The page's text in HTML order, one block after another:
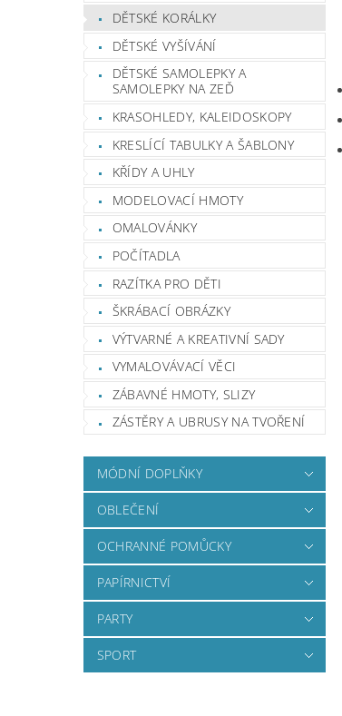
DĚTSKÉ KORÁLKY
DĚTSKÉ VYŠÍVÁNÍ
DĚTSKÉ SAMOLEPKY A
SAMOLEPKY NA ZEĎ
KRASOHLEDY, KALEIDOSKOPY
KRESLÍCÍ TABULKY A ŠABLONY
KŘÍDY A UHLY
MODELOVACÍ HMOTY
OMALOVÁNKY
POČÍTADLA
RAZÍTKA PRO DĚTI
ŠKRÁBACÍ OBRÁZKY
VÝTVARNÉ A KREATIVNÍ SADY
VYMALOVÁVACÍ VĚCI
ZÁBAVNÉ HMOTY, SLIZY
ZÁSTĚRY A UBRUSY NA TVOŘENÍ
MÓDNÍ DOPLŇKY
OBLEČENÍ
OCHRANNÉ POMŮCKY
PAPÍRNICTVÍ
PARTY
SPORT